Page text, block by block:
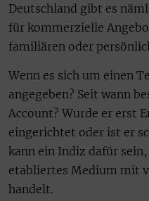
Deutschland gibt es
für kommerzielle
familiären oder
Wenn es sich um einen
angegeben? Seit wann
Account? Wurde er erst
eingerichtet oder ist er
kann ein Indiz dafür
etabliertes Medium mit
handelt.